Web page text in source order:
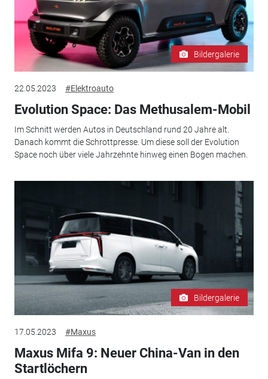
Bildergalerie
22.05.2023 #Elektroauto
Evolution Space: Das Methusalem-Mobil
Im Schnitt werden Autos in Deutschland rund 20 Jahre alt.
Danach kommt die Schrottpresse. Um diese soll der Evolution
Space noch über viele Jahrzehnte hinweg einen Bogen machen.
Bildergalerie
17.05.2023 #Maxus
Maxus Mifa 9: Neuer China-Van in den
Startlöchern